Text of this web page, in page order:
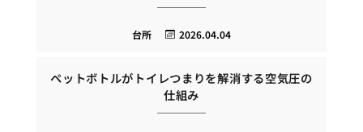
2026.04.04
台所
ペットボトルがトイレつまりを解消する空気圧の
仕組み